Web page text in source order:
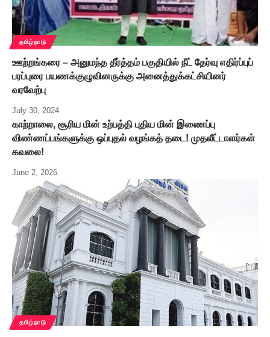
தமிழ்நாடு
ஊற்றங்கரை – அனுமந்த தீர்த்தம் பகுதியில் நீட் தேர்வு எதிர்ப்புப்
பரப்புரை பயணக்குழுவினருக்கு அனைத்துக்கட்சியினர்
வரவேற்பு
July 30, 2024
காற்றாலை, சூரிய மின் உற்பத்தி புதிய மின் இணைப்பு
விண்ணப்பங்களுக்கு ஒப்புதல் வழங்கத் தடை! முதலீட்டாளர்கள்
கவலை!
June 2, 2026
தமிழ்நாடு